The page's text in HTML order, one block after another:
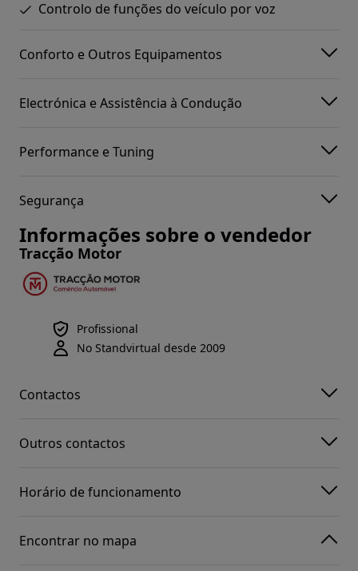
Controlo de funções do veículo por voz
Conforto e Outros Equipamentos
Electrónica e Assistência à Condução
Performance e Tuning
Segurança
Informações sobre o vendedor
Tracção Motor
Profissional
No Standvirtual desde 2009
Contactos
Outros contactos
Horário de funcionamento
Encontrar no mapa